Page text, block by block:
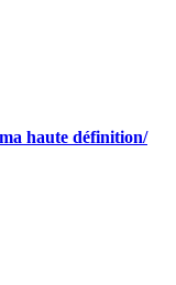
haute définition/